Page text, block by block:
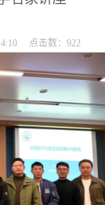
点击数： 922